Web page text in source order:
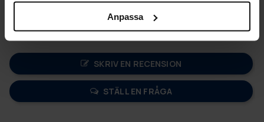
Anpassa
0
0
SKRIV EN RECENSION
STÄLL EN FRÅGA